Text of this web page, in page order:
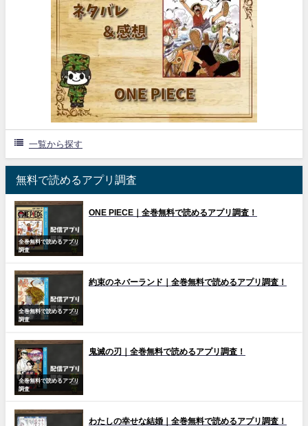
一覧から探す
無料で読めるアプリ調査
全巻無料で読めるアプリ
調査
ONE PIECE｜全巻無料で読めるアプリ調査！
全巻無料で読めるアプリ
調査
約束のネバーランド｜全巻無料で読めるアプリ調査！
全巻無料で読めるアプリ
調査
鬼滅の刃｜全巻無料で読めるアプリ調査！
わたしの幸せな結婚｜全巻無料で読めるアプリ調査！